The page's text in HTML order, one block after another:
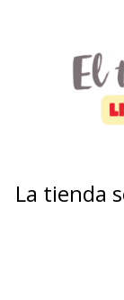
La tienda